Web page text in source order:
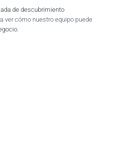
de descubrimiento
ver cómo nuestro equipo puede
.